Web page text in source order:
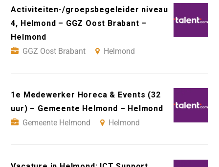
Activiteiten-/groepsbegeleider niveau
4, Helmond – GGZ Oost Brabant –
Helmond
GGZ Oost Brabant
Helmond
1e Medewerker Horeca & Events (32
uur) – Gemeente Helmond – Helmond
Gemeente Helmond
Helmond